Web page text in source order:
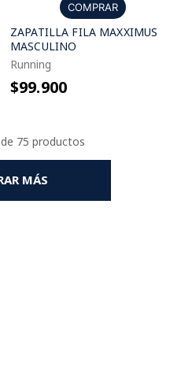
COMPRAR
ZAPATILLA FILA MAXXIMUS
MASCULINO
Running
$99.900
75
MÁS